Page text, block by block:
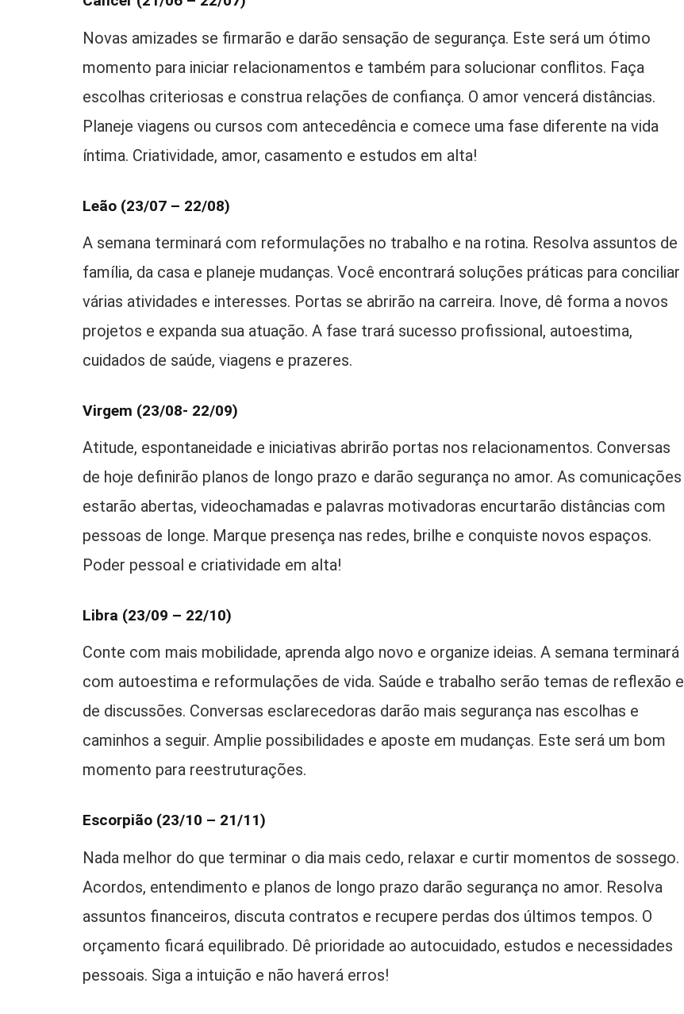
Novas amizades se firmarão e darão sensação de segurança. Este será um ótimo
momento para iniciar relacionamentos e também para solucionar conflitos. Faça
escolhas criteriosas e construa relações de confiança. O amor vencerá distâncias.
Planeje viagens ou cursos com antecedência e comece uma fase diferente na vida
íntima. Criatividade, amor, casamento e estudos em alta!
Leão (23/07 – 22/08)
A semana terminará com reformulações no trabalho e na rotina. Resolva assuntos de
família, da casa e planeje mudanças. Você encontrará soluções práticas para conciliar
várias atividades e interesses. Portas se abrirão na carreira. Inove, dê forma a novos
projetos e expanda sua atuação. A fase trará sucesso profissional, autoestima,
cuidados de saúde, viagens e prazeres.
Virgem (23/08- 22/09)
Atitude, espontaneidade e iniciativas abrirão portas nos relacionamentos. Conversas
de hoje definirão planos de longo prazo e darão segurança no amor. As comunicações
estarão abertas, videochamadas e palavras motivadoras encurtarão distâncias com
pessoas de longe. Marque presença nas redes, brilhe e conquiste novos espaços.
Poder pessoal e criatividade em alta!
Libra (23/09 – 22/10)
Conte com mais mobilidade, aprenda algo novo e organize ideias. A semana terminará
com autoestima e reformulações de vida. Saúde e trabalho serão temas de reflexão e
de discussões. Conversas esclarecedoras darão mais segurança nas escolhas e
caminhos a seguir. Amplie possibilidades e aposte em mudanças. Este será um bom
momento para reestruturações.
Escorpião (23/10 – 21/11)
Nada melhor do que terminar o dia mais cedo, relaxar e curtir momentos de sossego.
Acordos, entendimento e planos de longo prazo darão segurança no amor. Resolva
assuntos financeiros, discuta contratos e recupere perdas dos últimos tempos. O
orçamento ficará equilibrado. Dê prioridade ao autocuidado, estudos e necessidades
pessoais. Siga a intuição e não haverá erros!